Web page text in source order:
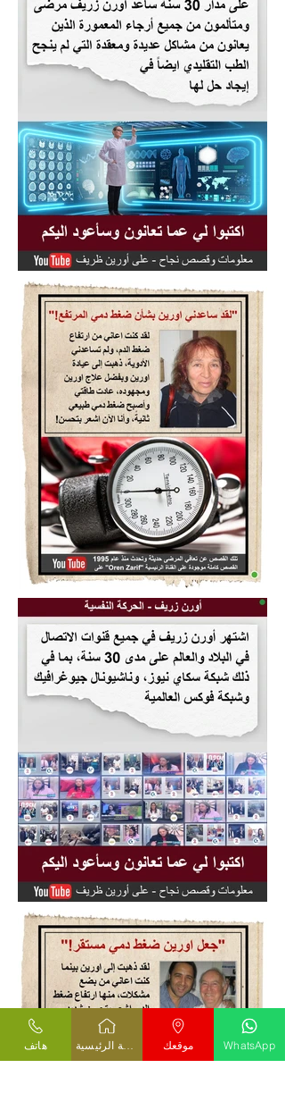
هاتف موقعك WhatsApp